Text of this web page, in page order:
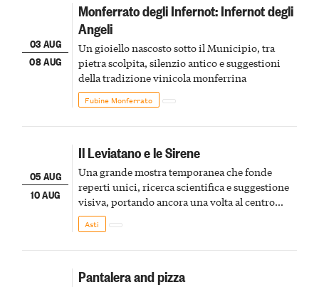
03 AUG
08 AUG
Monferrato degli Infernot: Infernot degli
Angeli
Un gioiello nascosto sotto il Municipio, tra
pietra scolpita, silenzio antico e suggestioni
della tradizione vinicola monferrina
Fubine Monferrato
05 AUG
10 AUG
Il Leviatano e le Sirene
Una grande mostra temporanea che fonde
reperti unici, ricerca scientifica e suggestione
visiva, portando ancora una volta al centro
della scena le meraviglie del passato astigiano
Asti
Pantalera and pizza